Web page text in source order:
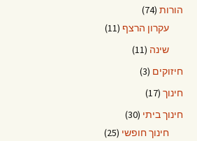
הורות (74)
עקרון הרצף (11)
שינה (11)
חיזוקים (3)
חינוך (17)
חינוך ביתי (30)
חינוך חופשי (25)